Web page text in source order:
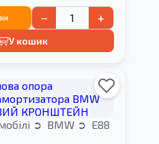
− +
У кошик
BMW
E88